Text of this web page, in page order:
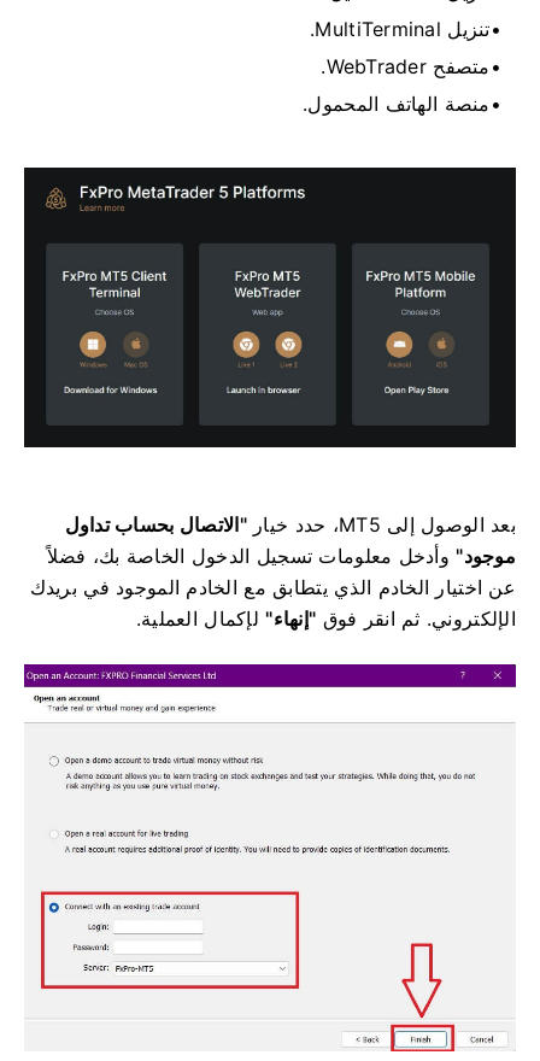
تنزيل MultiTerminal.
متصفح WebTrader.
منصة الهاتف المحمول.
بعد الوصول إلى MT5، حدد خيار
"الاتصال بحساب تداول
موجود" وأدخل معلومات تسجيل الدخول الخاصة بك، فضلاً
عن اختيار الخادم الذي يتطابق مع الخادم الموجود في بريدك
الإلكتروني. ثم انقر فوق "إنهاء" لإكمال العملية.